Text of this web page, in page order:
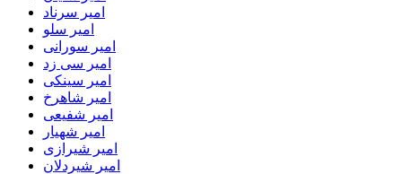
امیر سرناد
امیر سلو
امیر سورانی
امیر سی زد
امیر سینکی
امیر شاهرخ
امیر شفیعی
امیر شهیار
امیر شیرازی
امیر شیردلان